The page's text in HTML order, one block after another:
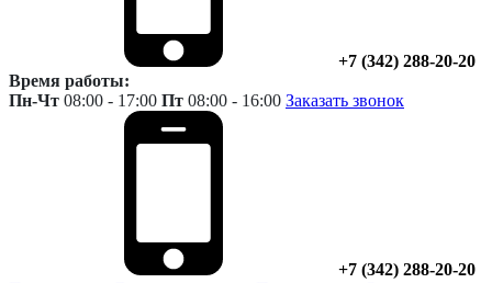
+7 (342) 288-20-20
Время работы:
Пн-Чт 08:00 - 17:00 Пт 08:00 - 16:00 Заказать звонок
+7 (342) 288-20-20